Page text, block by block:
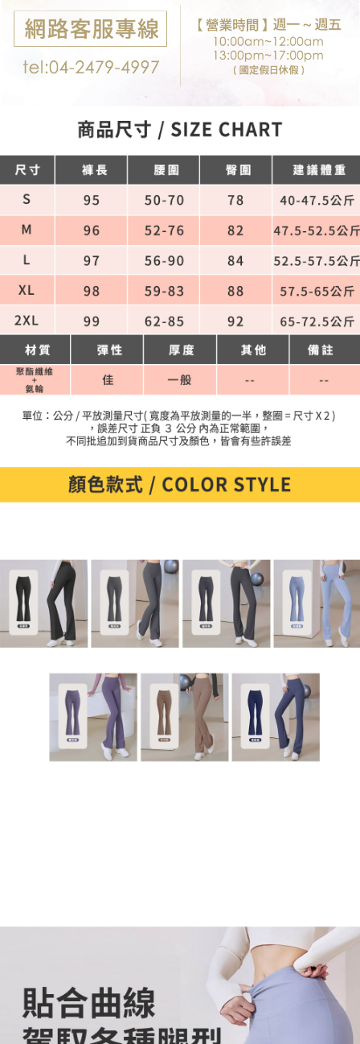
是否繳費成功／繳費後需取消欲退款等相關疑問，請聯繫「AFTEE先享後付
客戶支援中心」https://netprotections.freshdesk.com/support/home
【注意事項】
１．透過由恩沛科技股份有限公司提供之「AFTEE先享後付」服務完成之交
https://aftee.tw/terms/#terms3
３．未成年的使用者請事先徵得法定代理人或監護人之同意方可使用
任。
時審查核予不同之上限額度；若仍有額度不足之情形，本公司將視審查結果
５．嚴禁一人註冊多個帳號或使用他人資訊註冊。若發現惡意使用之情形，
恩沛科技股份有限公司將有權停止該用戶之使用額度並採取法律行動。
每筆NT$80，滿NT$699(含以上)免運費
宅配
每筆NT$80，滿NT$699(含以上)免運費
每筆NT$100，滿NT$3,000(含以上)免運費